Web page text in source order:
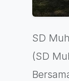
SD
(SD